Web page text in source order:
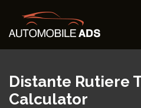
Distante Rutiere
Calculator